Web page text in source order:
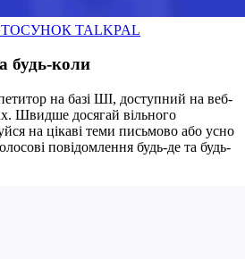
TALKPAL
будь-коли
на базі ШІ, доступний на веб-
Швидше досягай вільного
на цікаві теми письмово або усно
повідомлення будь-де та будь-